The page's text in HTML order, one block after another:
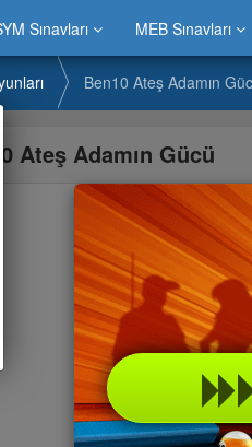
Sınavları MEB Sınavları
Ben10 Ateş Adamın
Ateş Adamın Gücü